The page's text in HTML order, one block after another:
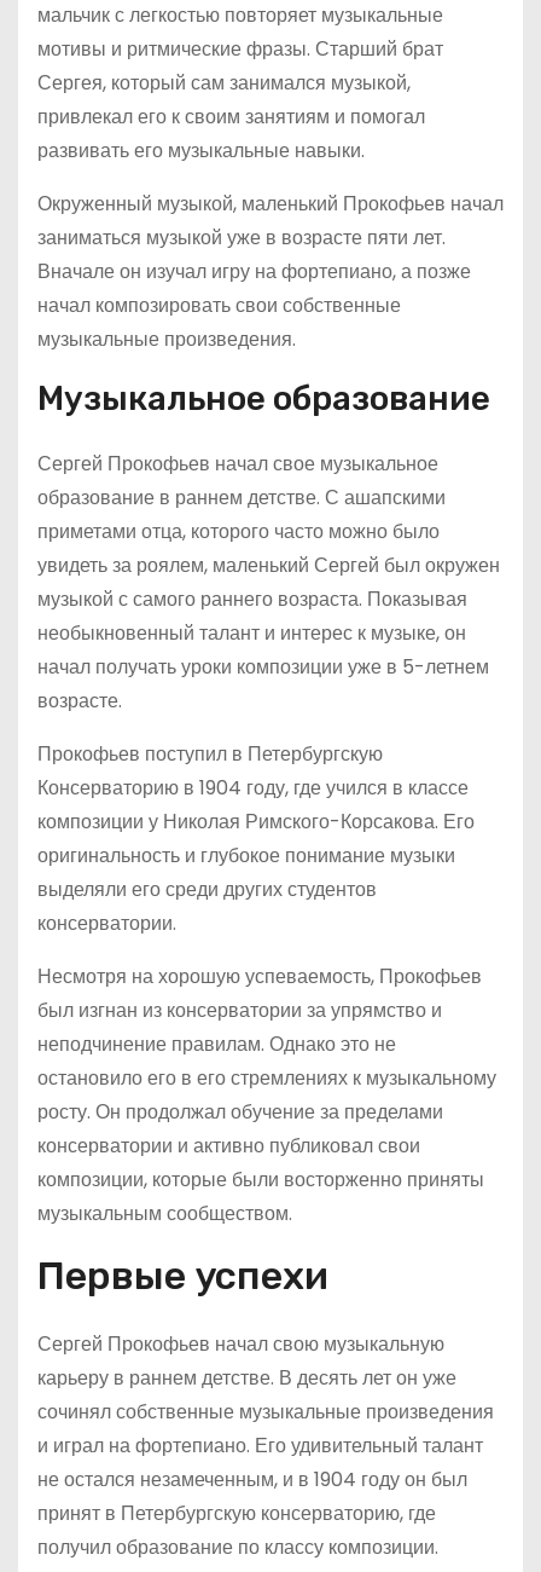
мальчик с легкостью повторяет музыкальные
мотивы и ритмические фразы. Старший брат
Сергея, который сам занимался музыкой,
привлекал его к своим занятиям и помогал
развивать его музыкальные навыки.
Окруженный музыкой, маленький Прокофьев начал
заниматься музыкой уже в возрасте пяти лет.
Вначале он изучал игру на фортепиано, а позже
начал композировать свои собственные
музыкальные произведения.
Музыкальное образование
Сергей Прокофьев начал свое музыкальное
образование в раннем детстве. С ашапскими
приметами отца, которого часто можно было
увидеть за роялем, маленький Сергей был окружен
музыкой с самого раннего возраста. Показывая
необыкновенный талант и интерес к музыке, он
начал получать уроки композиции уже в 5-летнем
возрасте.
Прокофьев поступил в Петербургскую
Консерваторию в 1904 году, где учился в классе
композиции у Николая Римского-Корсакова. Его
оригинальность и глубокое понимание музыки
выделяли его среди других студентов
консерватории.
Несмотря на хорошую успеваемость, Прокофьев
был изгнан из консерватории за упрямство и
неподчинение правилам. Однако это не
остановило его в его стремлениях к музыкальному
росту. Он продолжал обучение за пределами
консерватории и активно публиковал свои
композиции, которые были восторженно приняты
музыкальным сообществом.
Первые успехи
Сергей Прокофьев начал свою музыкальную
карьеру в раннем детстве. В десять лет он уже
сочинял собственные музыкальные произведения
и играл на фортепиано. Его удивительный талант
не остался незамеченным, и в 1904 году он был
принят в Петербургскую консерваторию, где
получил образование по классу композиции.